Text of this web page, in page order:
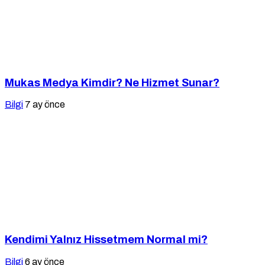
Mukas Medya Kimdir? Ne Hizmet Sunar?
Bilgi 7 ay önce
Kendimi Yalnız Hissetmem Normal mi?
Bilgi6 ay önce